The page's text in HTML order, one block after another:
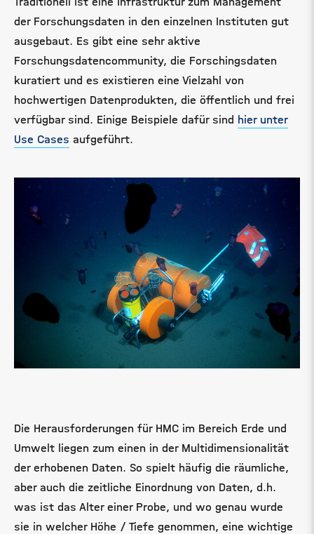
der Forschungsdaten in den einzelnen Instituten gut
ausgebaut. Es gibt eine sehr aktive
Forschungsdatencommunity, die Forschingsdaten
kuratiert und es existieren eine Vielzahl von
hochwertigen Datenprodukten, die öffentlich und frei
verfügbar sind. Einige Beispiele dafür sind hier unter
Use Cases aufgeführt.
Die Herausforderungen für HMC im Bereich Erde und
Umwelt liegen zum einen in der Multidimensionalität
der erhobenen Daten. So spielt häufig die räumliche,
aber auch die zeitliche Einordnung von Daten, d.h.
was ist das Alter einer Probe, und wo genau wurde
sie in welcher Höhe / Tiefe genommen, eine wichtige